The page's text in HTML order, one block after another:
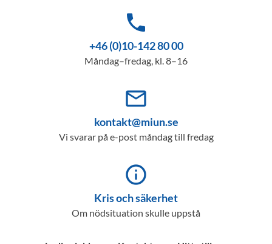
phone
+46 (0)10-142 80 00
Måndag–fredag, kl. 8–16
mail_outline
kontakt@miun.se
Vi svarar på e-post måndag till fredag
info_outline
Kris och säkerhet
Om nödsituation skulle uppstå